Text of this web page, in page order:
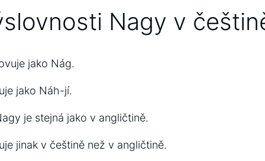
Nagy v
jako Nág.
jako Náh-jí.
je stejná jako v angličtině.
jinak v češtině než v angličtině.